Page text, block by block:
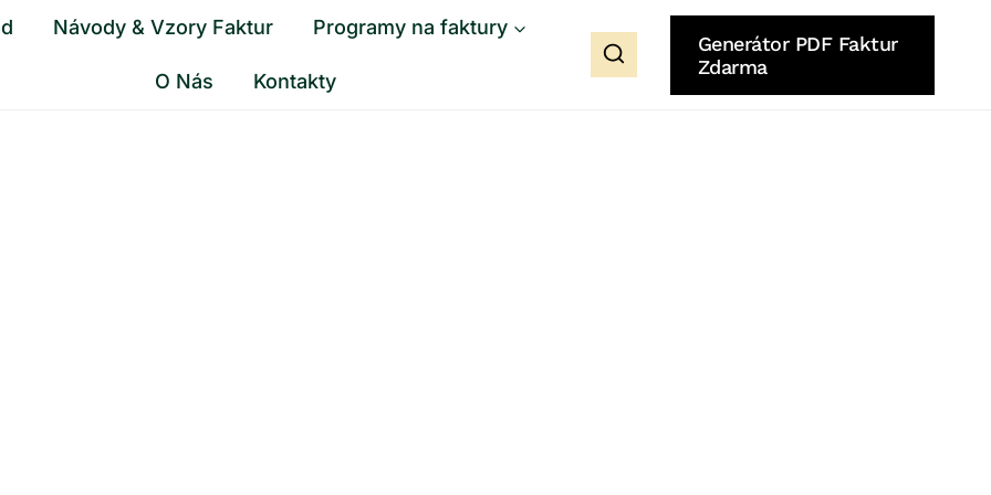
Návody & Vzory Faktur Programy na faktury
O Nás Kontakty
Generátor PDF Faktur
Zdarma